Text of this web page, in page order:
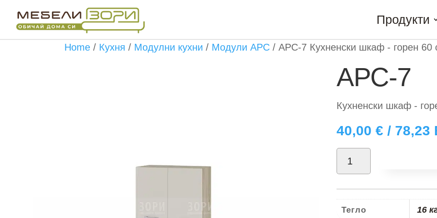
Продукти
Бърза поръчка
Home / Кухня / Модулни кухни / Модули АРС / АРС-7 Кухненски шкаф - горен 60
АРС-7
Кухненски шкаф -
40,00€ / 78,23
количество
за
АРС-7
Тегло 16